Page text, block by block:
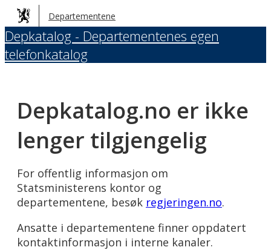
Hopp
til
hovedinnhold
Departementene
Depkatalog - Departementenes egen
telefonkatalog
Depkatalog.no er ikke
lenger tilgjengelig
For offentlig informasjon om
Statsministerens kontor og
departementene, besøk regjeringen.no.
Ansatte i departementene finner oppdatert
kontaktinformasjon i interne kanaler.